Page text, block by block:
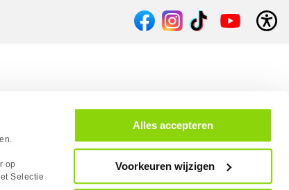
op
Selectie
Alles accepteren
Voorkeuren wijzigen